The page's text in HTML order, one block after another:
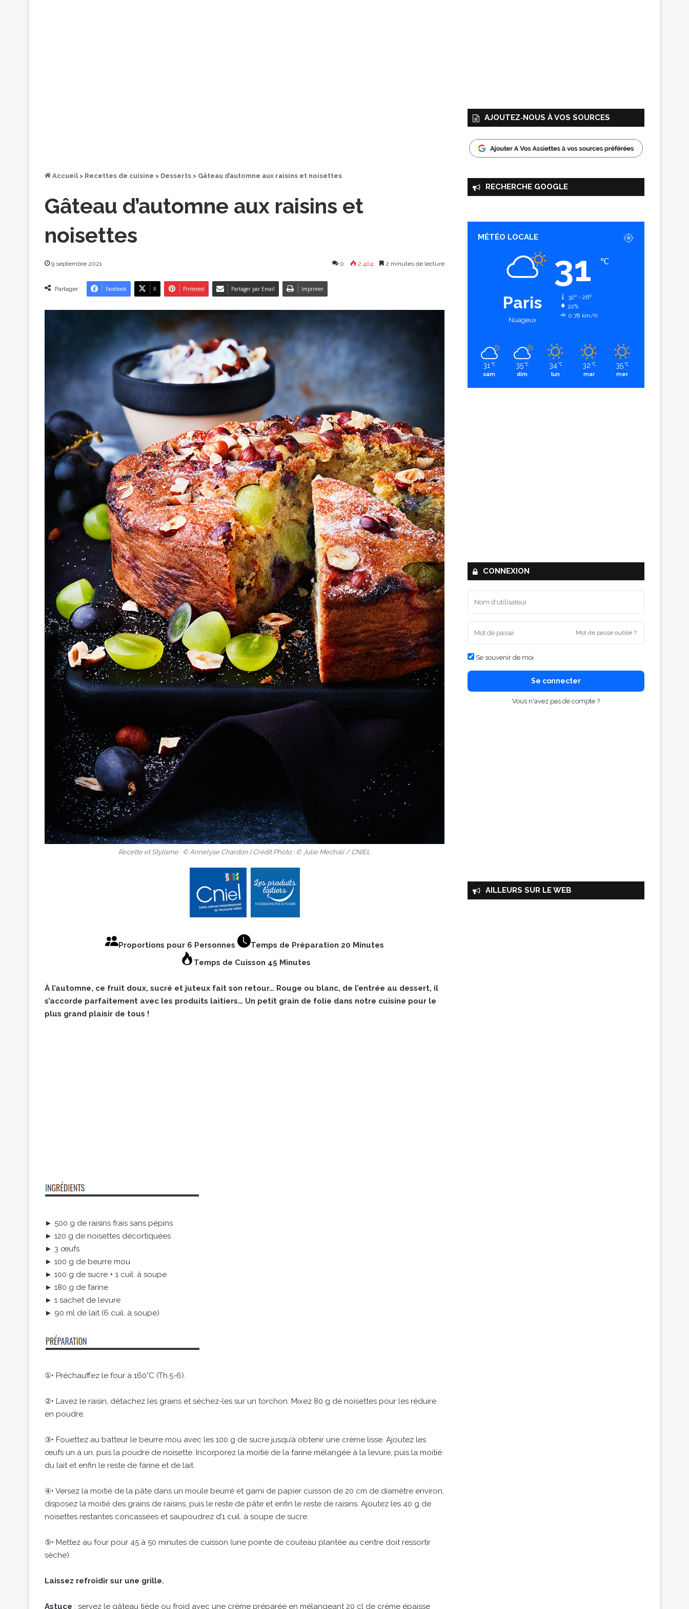
Accueil > Recettes de cuisine > Desserts > Gâteau d’automne aux raisins et noisettes
Gâteau d’automne aux raisins et
noisettes
9 septembre 2021 0 2 404 2 minutes de lecture
Partager Facebook X Pinterest Partager par Email Imprimer
Recette et Stylisme : © Annelyse Chardon | Crédit Photo : © Julie Mechali / CNIEL
Proportions pour 6 Personnes
Temps de Préparation 20 Minutes
Temps de Cuisson 45 Minutes
À l’automne, ce fruit doux, sucré et juteux fait son retour… Rouge ou blanc, de l’entrée au dessert, il
s’accorde parfaitement avec les produits laitiers… Un petit grain de folie dans notre cuisine pour le
plus grand plaisir de tous !
► 500 g de raisins frais sans pépins
► 120 g de noisettes décortiquées
► 3 œufs
► 100 g de beurre mou
► 100 g de sucre + 1 cuil. à soupe
► 180 g de farine
► 1 sachet de levure
► 90 ml de lait (6 cuil. à soupe)
①• Préchauffez le four à 160°C (Th.5-6).
②• Lavez le raisin, détachez les grains et séchez-les sur un torchon. Mixez 80 g de noisettes pour les réduire
en poudre.
③• Fouettez au batteur le beurre mou avec les 100 g de sucre jusqu’à obtenir une crème lisse. Ajoutez les
œufs un à un, puis la poudre de noisette. Incorporez la moitié de la farine mélangée à la levure, puis la moitié
du lait et enfin le reste de farine et de lait.
④• Versez la moitié de la pâte dans un moule beurré et garni de papier cuisson de 20 cm de diamètre environ,
disposez la moitié des grains de raisins, puis le reste de pâte et enfin le reste de raisins. Ajoutez les 40 g de
noisettes restantes concassées et saupoudrez d’1 cuil. à soupe de sucre.
⑤• Mettez au four pour 45 à 50 minutes de cuisson (une pointe de couteau plantée au centre doit ressortir
sèche).
Laissez refroidir sur une grille.
Astuce : servez le gâteau tiède ou froid avec une crème préparée en mélangeant 20 cl de crème épaisse
AJOUTEZ‑NOUS À VOS SOURCES
RECHERCHE GOOGLE
MÉTÉO LOCALE
Paris
Nuageux
31 ℃
32º - 26º
22%
0.78 km/h
31 ℃
sam
35 ℃
dim
34 ℃
lun
32 ℃
mar
35 ℃
mer
CONNEXION
Mot de passe oublié ?
Se souvenir de moi
Se connecter
Vous n'avez pas de compte ?
AILLEURS SUR LE WEB